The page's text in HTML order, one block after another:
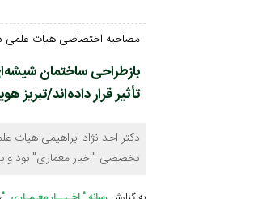
مصاحبه اختصاصی هیات علمی
بازطراحی ساختمان
تأثیر قرار داده‌اند/
دکتر احد نژاد ابراهیمی هیات
تخصصی "اخبار معماری" بود و